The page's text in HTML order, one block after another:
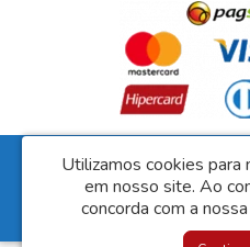
Fernanda da Silva Lisboa
Rua Duarte Guimarães, 135 -
Lisboa
Utilizamos cookies para
em nosso site. Ao
concorda com a nossa